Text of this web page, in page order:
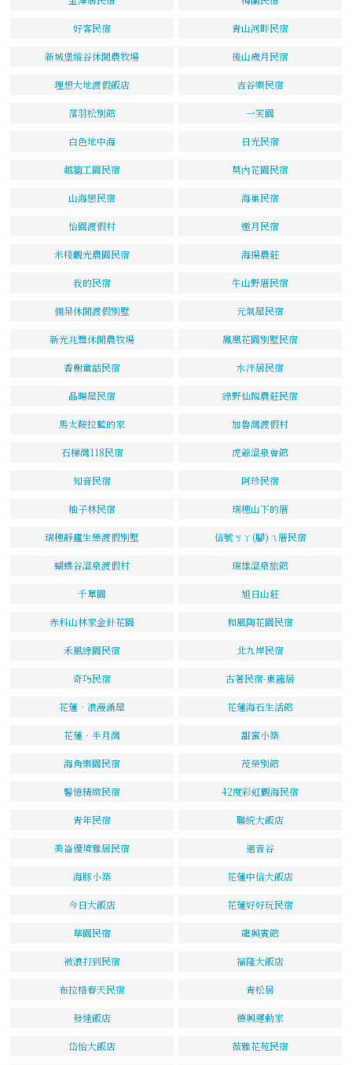
好客民宿 青山河畔民宿
新城堡縱谷休閒農牧場 後山歲月民宿
理想大地渡假飯店 吉谷樂民宿
落羽松別館 一笑園
白色地中海 日光民宿
越牆工園民宿 莫內花園民宿
山海戀民宿 海巢民宿
怡園渡假村 邀月民宿
米棧觀光農園民宿 海揚農莊
我的民宿 牛山野厝民宿
倆呆休閒渡假別墅 元氣屋民宿
新光兆豐休閒農牧場 鳳凰花園別墅民宿
香榭童話民宿 水泮居民宿
晶暘屋民宿 綠野仙蹤農莊民宿
馬太鞍拉藍的家 加魯灣渡假村
石梯灣118民宿 虎爺溫泉會館
知音民宿 阿珍民宿
柚子林民宿 瑞穗山下的厝
瑞穗靜廬生態渡假別墅 信號ㄎㄚ(腳)ㄟ厝民宿
蝴蝶谷溫泉渡假村 瑞雄溫泉旅館
千草園 旭日山莊
赤科山林家金針花園 和風陶花園民宿
禾風綠園民宿 北九岸民宿
奇巧民宿 古著民宿-東籬居
花蓮‧浪漫滿屋 花蓮海石生活館
花蓮‧半月灣 甜蜜小築
海角樂園民宿 茂榮別館
馨憶精緻民宿 42度彩虹觀海民宿
青年民宿 聯統大飯店
美崙優境雅居民宿 迴音谷
海豚小築 花蓮中信大飯店
今日大飯店 花蓮好好玩民宿
華園民宿 龍興賓館
被浪打到民宿 福隆大飯店
布拉格春天民宿 青松居
發達飯店 德興運動家
岱怡大飯店 薇雅花苑民宿